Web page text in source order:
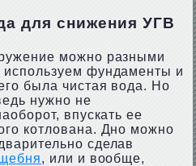
для снижения УГВ
можно разными
фундаменты и
была чистая вода. Но
нужно не
впускать ее
котлована. Дно можно
сделав
, или и вообще,